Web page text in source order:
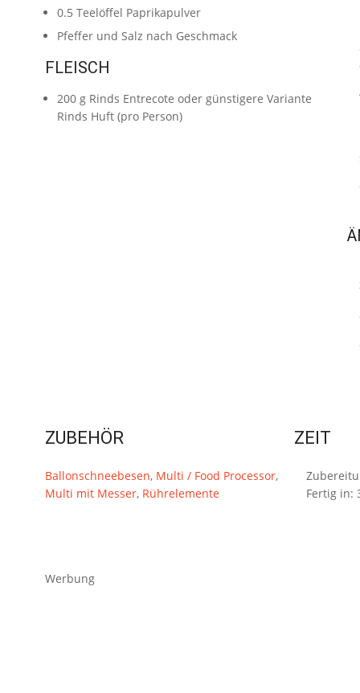
0.5 Teelöffel Paprikapulver
Pfeffer und Salz nach Geschmack
FLEISCH
200 g Rinds Entrecote oder günstigere Variante
Rinds Huft (pro Person)
ZUBEHÖR
Ballonschneebesen, Multi / Food Processor,
Multi mit Messer, Rührelemente
ZEIT
Fertig in:
Werbung